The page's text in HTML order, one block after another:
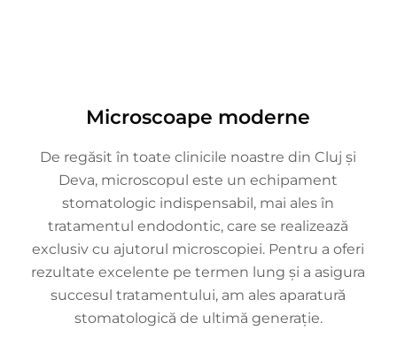
Microscoape moderne
De regăsit în toate clinicile noastre din Cluj și
Deva, microscopul este un echipament
stomatologic indispensabil, mai ales în
tratamentul endodontic, care se realizează
exclusiv cu ajutorul microscopiei. Pentru a oferi
rezultate excelente pe termen lung și a asigura
succesul tratamentului, am ales aparatură
stomatologică de ultimă generație.